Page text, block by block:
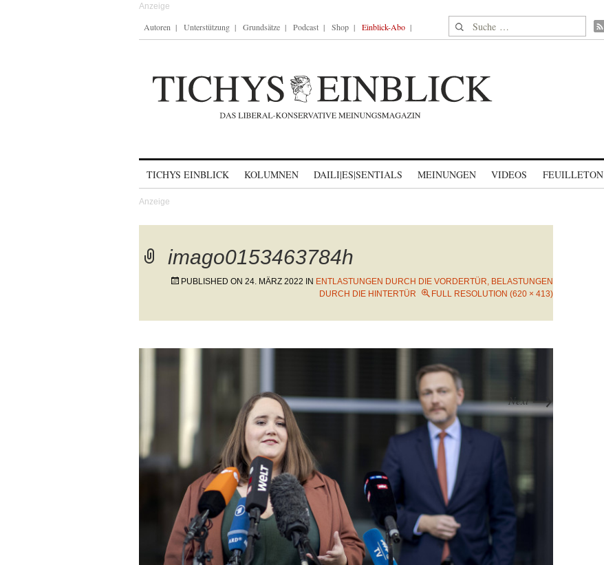
Autoren Unterstützung Grundsätze Podcast Shop Einblick-Abo Suche nach:
TICHYS EINBLICK KOLUMNEN DAILI|ES|SENTIALS MEINUNGEN VIDEOS FEUILLETON
imago0153463784h
PUBLISHED ON 24. MÄRZ 2022 IN ENTLASTUNGEN DURCH DIE VORDERTÜR, BELASTUNGEN
DURCH DIE HINTERTÜR
FULL RESOLUTION (620 × 413)
Next→